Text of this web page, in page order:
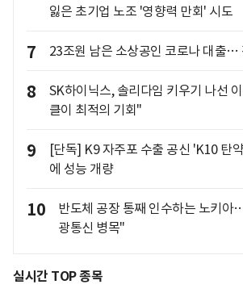
잃은 초기업 노조 '영향력 만회' 시도
7 23조원 남은 소상공인 코로나 대출…
8
SK하이닉스, 솔리다임 키우기 나선
클이 최적의 기회"
9
[단독] K9 자주포 수출 공신 'K10 탄
에 성능 개량
10
반도체 공장 통째 인수하는 노키아
광통신 병목"
실시간 TOP 종목